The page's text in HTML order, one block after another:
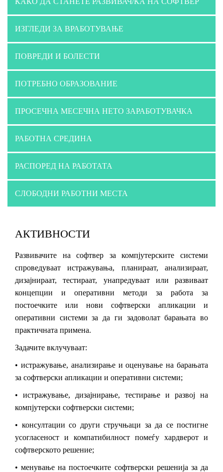
ИЗГЛЕДИ ЗА ВРАБОТУВАЊЕ
ПОВРЕДИ И БОЛЕСТИ
ПОТРЕБНО ОБРАЗОВАНИЕ
ПРОСЕЧНА МЕСЕЧНА НЕТО ЗАРАБОТУВАЧКА
РАБОТНА СРЕДИНА
РАСПОРЕД НА РАБОТАТА
СЛОБОДНИ РАБОТНИ МЕСТА
АКТИВНОСТИ
Развивачите на софтвер за компјутерските системи
спроведуваат истражувања, планираат, анализираат,
дизајнираат, тестираат, унапредуваат или развиваат
концепции и оперативни методи за работа за
постоечките или нови софтверски апликации и
оперативни системи за да ги задоволат барањата во
практичната примена.
Задачите вклучуваат:
• истражување, анализирање и оценување на барањата
за софтверски апликации и оперативни системи;
• истражување, дизајнирање, тестирање и развој на
компјутерски софтверски системи;
• консултации со други стручњаци за да се постигне
усогласеност и компатибилност помеѓу хардверот и
софтверското решение;
•менување на постоечките софтверски решенија за да